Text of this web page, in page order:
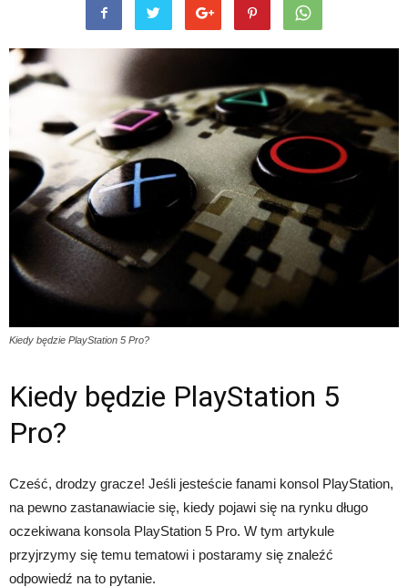
Kiedy będzie PlayStation 5 Pro?
Kiedy będzie PlayStation 5
Pro?
Cześć, drodzy gracze! Jeśli jesteście fanami konsol PlayStation,
na pewno zastanawiacie się, kiedy pojawi się na rynku długo
oczekiwana konsola PlayStation 5 Pro. W tym artykule
przyjrzymy się temu tematowi i postaramy się znaleźć
odpowiedź na to pytanie.